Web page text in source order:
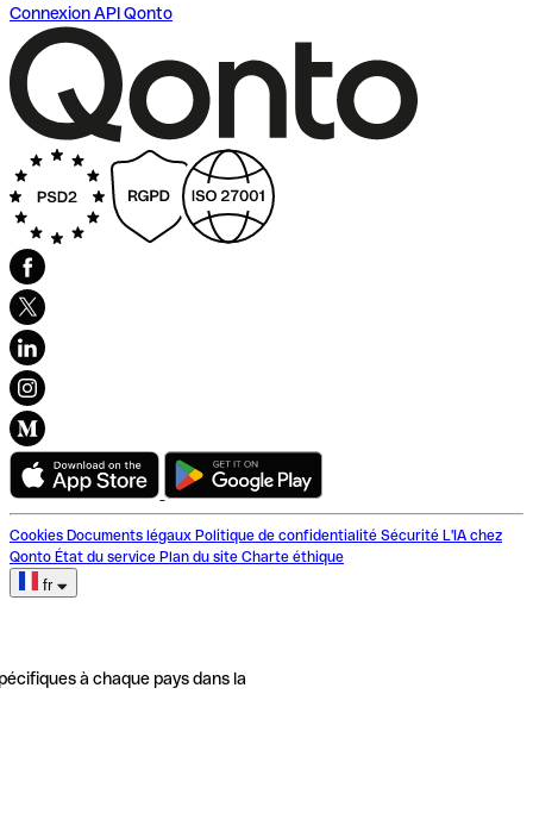
Connexion API Qonto
Cookies Documents légaux Politique de confidentialité Sécurité L'IA chez
Qonto État du service Plan du site Charte éthique
fr
à chaque pays dans la